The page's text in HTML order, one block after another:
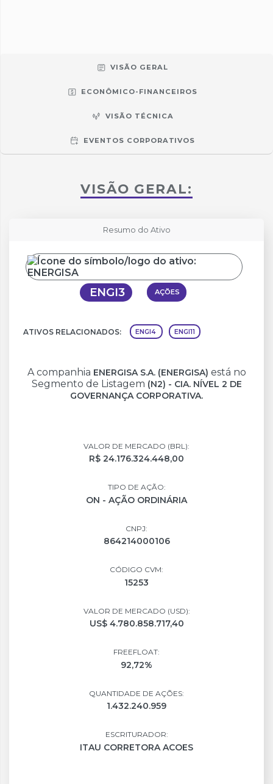
VISÃO GERAL
ECONÔMICO-FINANCEIROS
VISÃO TÉCNICA
EVENTOS CORPORATIVOS
VISÃO GERAL:
Resumo do Ativo
ENGI3 AÇÕES
ATIVOS RELACIONADOS: ENGI4 ENGI11
A companhia ENERGISA S.A. (ENERGISA) está no
Segmento de Listagem (N2) - CIA. NÍVEL 2 DE
GOVERNANÇA CORPORATIVA.
VALOR DE MERCADO (BRL):
R$ 24.176.324.448,00
TIPO DE AÇÃO:
ON - AÇÃO ORDINÁRIA
CNPJ:
864214000106
CÓDIGO CVM:
15253
VALOR DE MERCADO (USD):
US$ 4.780.858.717,40
FREEFLOAT:
92,72%
QUANTIDADE DE AÇÕES:
1.432.240.959
ESCRITURADOR:
ITAU CORRETORA ACOES